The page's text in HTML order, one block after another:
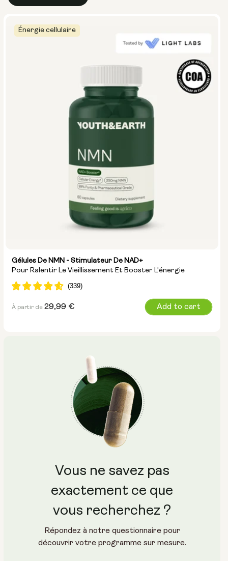
Énergie cellulaire
Gélules De NMN - Stimulateur De NAD+
Pour Ralentir Le Vieillissement Et Booster L'énergie
500 mg
Prix
À partir de 29,99 € Add to cart
Vous ne savez pas
exactement ce que
vous recherchez ?
Répondez à notre questionnaire pour
découvrir votre programme sur mesure.